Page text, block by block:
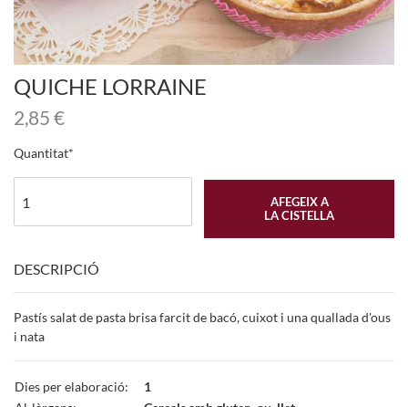
QUICHE LORRAINE
2,85 €
Quantitat
AFEGEIX A
LA CISTELLA
DESCRIPCIÓ
Pastís salat de pasta brisa farcit de bacó, cuixot i una quallada d'ous
i nata
Dies per elaboració:
1